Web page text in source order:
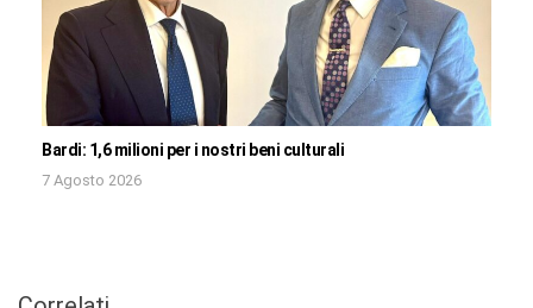
Bardi: 1,6 milioni per i nostri beni culturali
7 Agosto 2026